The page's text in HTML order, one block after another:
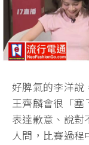
好脾氣的李洋說
王齊麟會很「塞
表達歉意、說對
人問，比賽過